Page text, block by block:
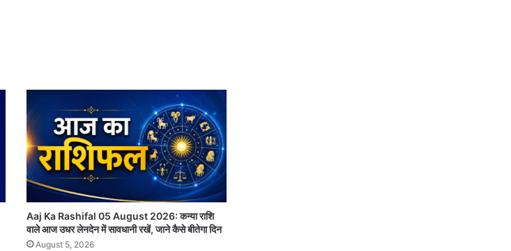
Aaj Ka Rashifal 05 August 2026: कन्या राशि
वाले आज उधर लेनदेन में सावधानी रखें, जाने कैसे बीतेगा दिन
August 5, 2026